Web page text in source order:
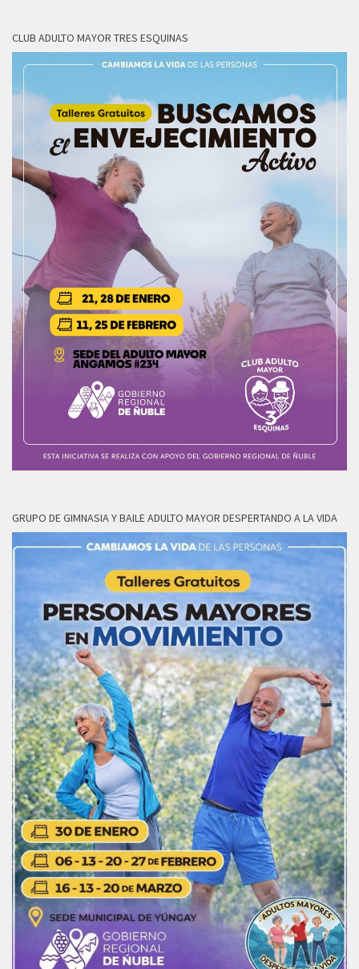
CLUB ADULTO MAYOR TRES ESQUINAS
GRUPO DE GIMNASIA Y BAILE ADULTO MAYOR DESPERTANDO A LA VIDA